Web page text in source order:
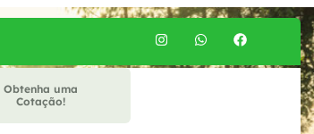
Obtenha uma
Cotação!